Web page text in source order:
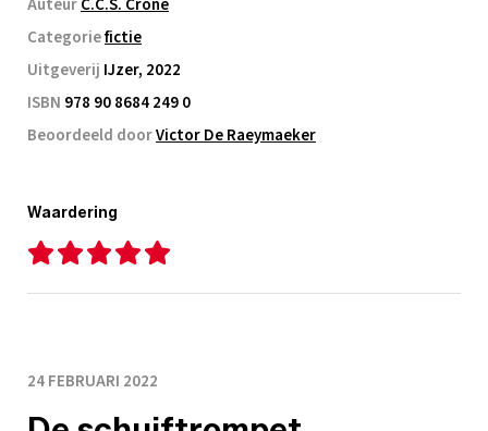
AuteurC.C.S. Crone
Categoriefictie
Uitgeverij IJzer, 2022
ISBN 978 90 8684 249 0
Beoordeeld doorVictor De Raeymaeker
Waardering
24 FEBRUARI 2022